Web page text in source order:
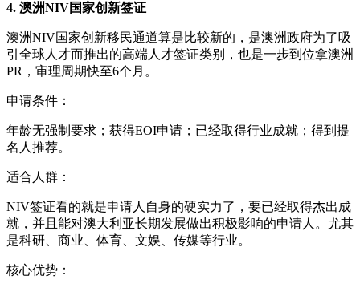
4. 澳洲NIV国家创新签证
澳洲NIV国家创新移民通道算是比较新的，是澳洲政府为了吸
引全球人才而推出的高端人才签证类别，也是一步到位拿澳洲
PR，审理周期快至6个月。
申请条件：
年龄无强制要求；获得EOI申请；已经取得行业成就；得到提
名人推荐。
适合人群：
NIV签证看的就是申请人自身的硬实力了，要已经取得杰出成
就，并且能对澳大利亚长期发展做出积极影响的申请人。尤其
是科研、商业、体育、文娱、传媒等行业。
核心优势：